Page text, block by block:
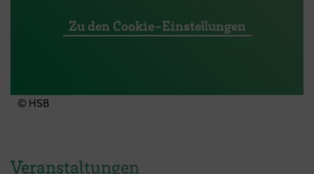
Zu den Cookie-Einstellungen
© HSB
Veranstaltungen